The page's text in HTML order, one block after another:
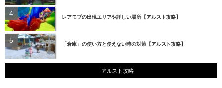
レアモブの出現エリアや詳しい場所【アルスト攻略】
「倉庫」の使い方と使えない時の対策【アルスト攻略】
アルスト攻略